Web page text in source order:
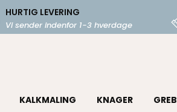
HURTIG LEVERING
Vi sender indenfor 1-3 hverdage
KALKMALING KNAGER GREB